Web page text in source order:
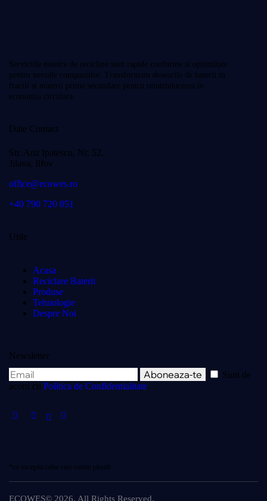
Serviciile noastre de reciclare sunt rapide conforme si optimizate
pentru nevoile companiilor. Transformam deseurile de baterii in
fractii si materii prime secundare pentru reintroducerea in
economia circulara.
Date Contact
Str. Ana Ipatescu, Nr. 52,
Jilava, Ilfov
office@ecowes.ro
+40 790 720 051
Utile
Acasa
Reciclare Baterii
Produse
Tehnologie
Despre Noi
Newsletter
Aboneaza-te
Sunt de
acord cu Politica de Confidentialitate.
*cu exceptia celor care contin plumb
ECOWES© 2026. All Rights Reserved.